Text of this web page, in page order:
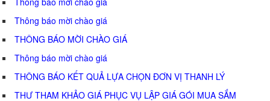
Thông báo mời chào giá
THÔNG BÁO MỜI CHÀO GIÁ
Thông báo mời chào giá
THÔNG BÁO KẾT QUẢ LỰA CHỌN ĐƠN VỊ THANH LÝ
THƯ THAM KHẢO GIÁ PHỤC VỤ LẬP GIÁ GÓI MUA SẮM